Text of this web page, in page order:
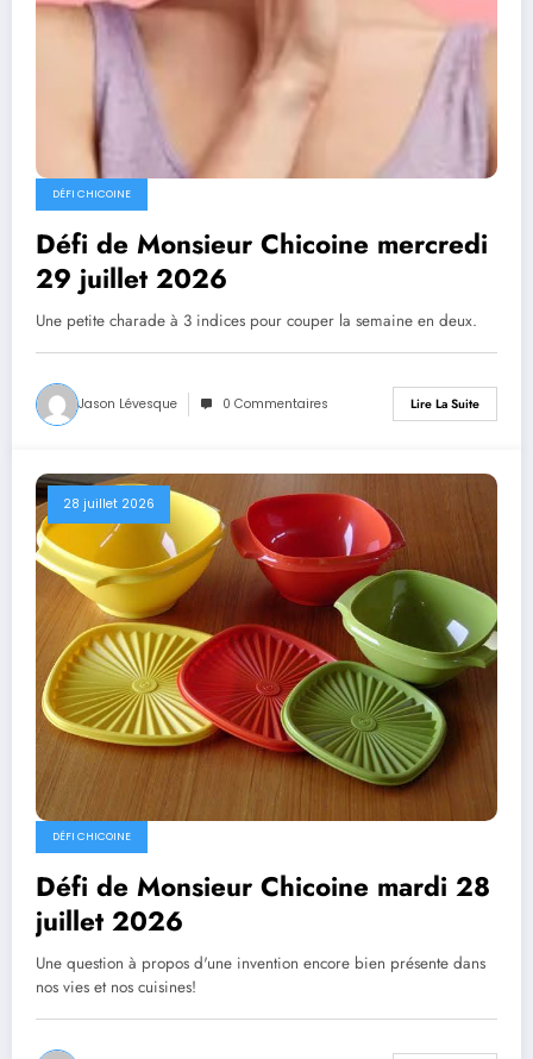
DÉFI CHICOINE
Défi de Monsieur Chicoine mercredi
29 juillet 2026
Une petite charade à 3 indices pour couper la semaine en deux.
Jason Lévesque 0 Commentaires Lire La Suite
28 juillet 2026
DÉFI CHICOINE
Défi de Monsieur Chicoine mardi 28
juillet 2026
Une question à propos d'une invention encore bien présente dans
nos vies et nos cuisines!